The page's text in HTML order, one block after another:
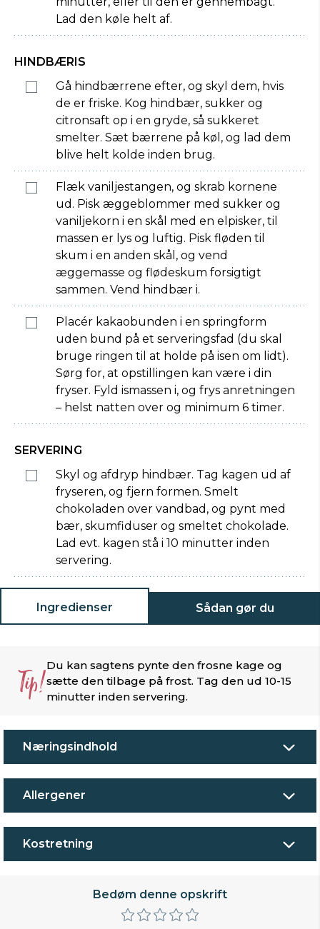
Lad den køle helt af.
HINDBÆRIS
Gå hindbærrene efter, og skyl dem, hvis
de er friske. Kog hindbær, sukker og
citronsaft op i en gryde, så sukkeret
smelter. Sæt bærrene på køl, og lad dem
blive helt kolde inden brug.
Flæk vaniljestangen, og skrab kornene
ud. Pisk æggeblommer med sukker og
vaniljekorn i en skål med en elpisker, til
massen er lys og luftig. Pisk fløden til
skum i en anden skål, og vend
æggemasse og flødeskum forsigtigt
sammen. Vend hindbær i.
Placér kakaobunden i en springform
uden bund på et serveringsfad (du skal
bruge ringen til at holde på isen om lidt).
Sørg for, at opstillingen kan være i din
fryser. Fyld ismassen i, og frys anretningen
– helst natten over og minimum 6 timer.
SERVERING
Skyl og afdryp hindbær. Tag kagen ud af
fryseren, og fjern formen. Smelt
chokoladen over vandbad, og pynt med
bær, skumfiduser og smeltet chokolade.
Lad evt. kagen stå i 10 minutter inden
servering.
Ingredienser Sådan gør du
Tip!Du kan sagtens pynte den frosne kage og
sætte den tilbage på frost. Tag den ud 10-15
minutter inden servering.
Næringsindhold
Allergener
Kostretning
Bedøm denne opskrift